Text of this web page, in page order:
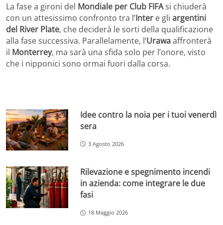
La fase a gironi del Mondiale per Club FIFAsi chiuderà
con un attesissimo confronto tra l’Inter e gli argentini
del River Plate, che deciderà le sorti della qualificazione
alla fase successiva. Parallelamente, l’Urawaaffronterà
il Monterrey, ma sarà una sfida solo per l’onore, visto
che i nipponici sono ormai fuori dalla corsa.
Idee contro la noia per i tuoi venerdì
sera
3 Agosto 2026
Rilevazione e spegnimento incendi
in azienda: come integrare le due
fasi
18 Maggio 2026